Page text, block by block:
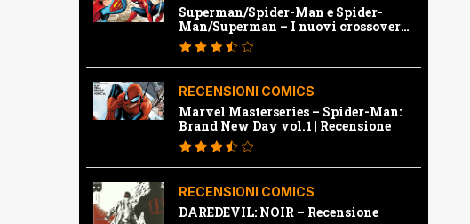
Superman/Spider-Man e Spider-
Man/Superman – I nuovi crossover
Marvel e Dc | Recensione
RECENSIONI COMICS
Marvel Masterseries – Spider-Man:
Brand New Day vol.1 | Recensione
RECENSIONI COMICS
DAREDEVIL: NOIR – Recensione